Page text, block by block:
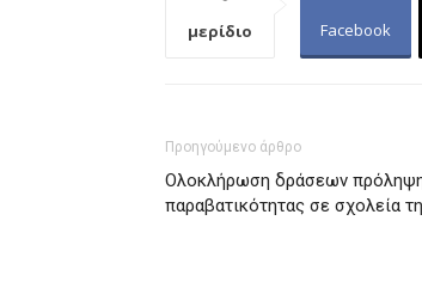
μερίδιο Facebook
Προηγούμενο άρθρο
Ολοκλήρωση δράσεων
παραβατικότητας σε σχολεία